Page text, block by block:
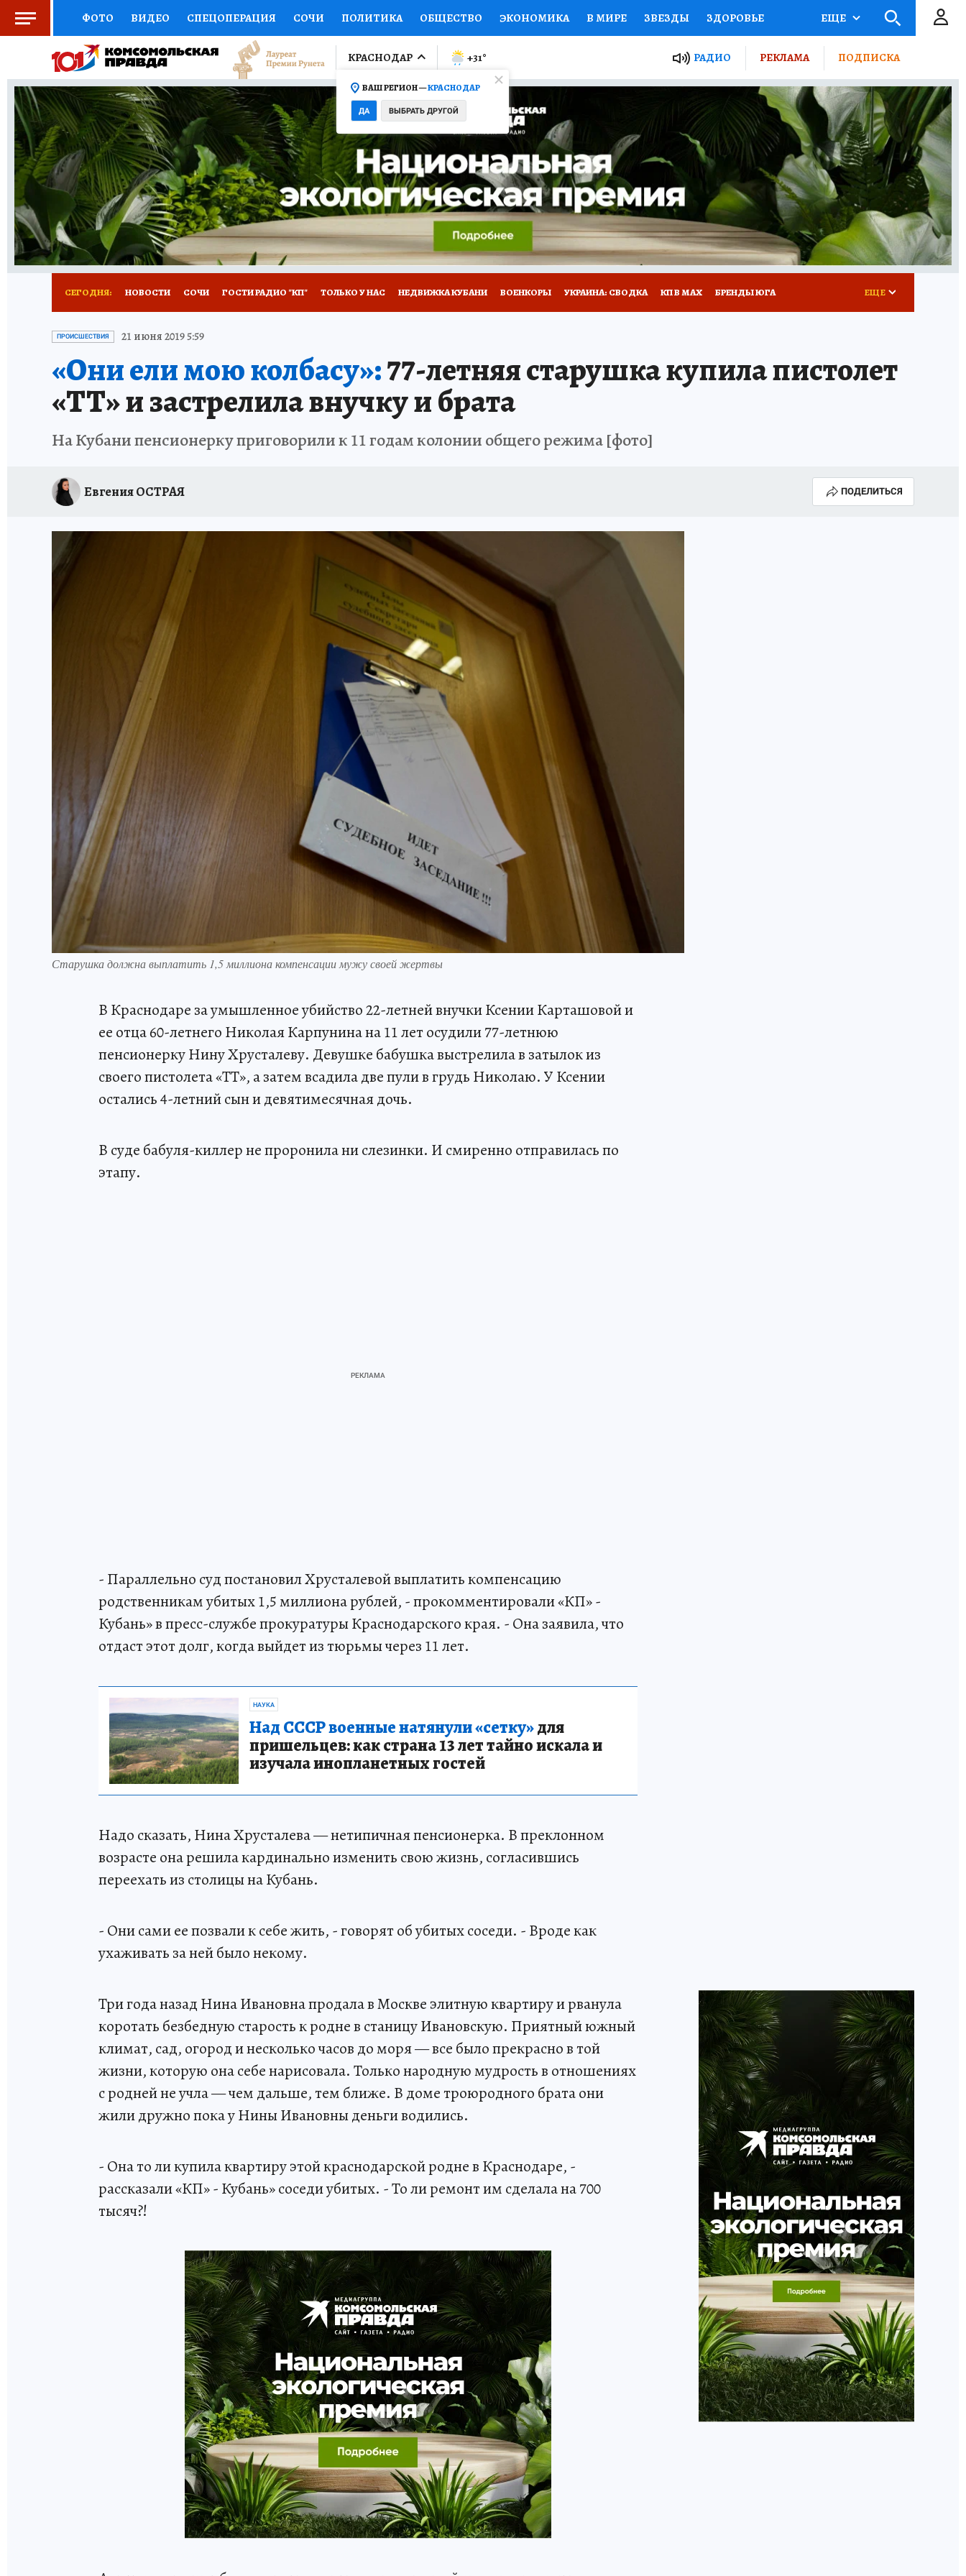
ФОТО ВИДЕО СПЕЦОПЕРАЦИЯ СОЧИ ПОЛИТИКА ОБЩЕСТВО ЭКОНОМИКА В МИРЕ ЗВЕЗДЫ ЗДОРОВЬЕ
СОЦПОДДЕРЖКА НАУКА СПОРТ КОЛУМНИСТЫ ПРОИСШЕСТВИЯ НАЦИОНАЛЬНЫЕ ПРОЕКТЫ РОССИИ
ВЫБОР ЭКСПЕРТОВ ДОКТОР ФИНАНСЫ ОТКРЫВАЕМ МИР Я ЗНАЮ СЕМЬЯ ЖЕНСКИЕ СЕКРЕТЫ ПУТЕВОДИТЕЛЬ
КНИЖНАЯ ПОЛКА ПРОГНОЗЫ НА СПОРТ ПРОМОКОДЫ СЕРИАЛЫ СПЕЦПРОЕКТЫ ДЕФИЦИТ ЖЕЛЕЗА ТУРИЗМ
ПРЕСС-ЦЕНТР НЕДВИЖИМОСТЬ ТЕЛЕВИЗОР КОЛЛЕКЦИИ КОНКУРСЫ РАБОТА У НАС ГИД ПОТРЕБИТЕЛЯ РЕКЛАМА
ВСЕ О КП РАДИО КП ТЕСТЫ НОВОЕ НА САЙТЕ
ЕЩЕ
КРАСНОДАР
ВАШ РЕГИОН —КРАСНОДАР
ДА ВЫБРАТЬ ДРУГОЙ
+31° РАДИО РЕКЛАМА ПОДПИСКА
СЕГОДНЯ: НОВОСТИ СОЧИ ГОСТИ РАДИО "КП" ТОЛЬКО У НАС НЕДВИЖКА КУБАНИ ВОЕНКОРЫ УКРАИНА: СВОДКА КП В МАХ БРЕНДЫ ЮГА
ОТДЫХ В РОССИИ
ЕЩЕ
ПРОИСШЕСТВИЯ 21 июня 2019 5:59
«Они ели мою колбасу»:77-летняя старушка купила пистолет
«ТТ» и застрелила внучку и брата
На Кубани пенсионерку приговорили к 11 годам колонии общего режима [фото]
Евгения ОСТРАЯ ПОДЕЛИТЬСЯ
Старушка должна выплатить 1,5 миллиона компенсации мужу своей жертвы
В Краснодаре за умышленное убийство 22-летней внучки Ксении Карташовой и
ее отца 60-летнего Николая Карпунина на 11 лет осудили 77-летнюю
пенсионерку Нину Хрусталеву. Девушке бабушка выстрелила в затылок из
своего пистолета «ТТ», а затем всадила две пули в грудь Николаю. У Ксении
остались 4-летний сын и девятимесячная дочь.
В суде бабуля-киллер не проронила ни слезинки. И смиренно отправилась по
этапу.
- Параллельно суд постановил Хрусталевой выплатить компенсацию
родственникам убитых 1,5 миллиона рублей, - прокомментировали «КП» -
Кубань» в пресс-службе прокуратуры Краснодарского края. - Она заявила, что
отдаст этот долг, когда выйдет из тюрьмы через 11 лет.
НАУКА
Над СССР военные натянули «сетку»для
пришельцев: как страна 13 лет тайно искала и
изучала инопланетных гостей
Надо сказать, Нина Хрусталева — нетипичная пенсионерка. В преклонном
возрасте она решила кардинально изменить свою жизнь, согласившись
переехать из столицы на Кубань.
- Они сами ее позвали к себе жить, - говорят об убитых соседи. - Вроде как
ухаживать за ней было некому.
Три года назад Нина Ивановна продала в Москве элитную квартиру и рванула
коротать безбедную старость к родне в станицу Ивановскую. Приятный южный
климат, сад, огород и несколько часов до моря — все было прекрасно в той
жизни, которую она себе нарисовала. Только народную мудрость в отношениях
с родней не учла — чем дальше, тем ближе. В доме троюродного брата они
жили дружно пока у Нины Ивановны деньги водились.
- Она то ли купила квартиру этой краснодарской родне в Краснодаре, -
рассказали «КП» - Кубань» соседи убитых. - То ли ремонт им сделала на 700
тысяч?!